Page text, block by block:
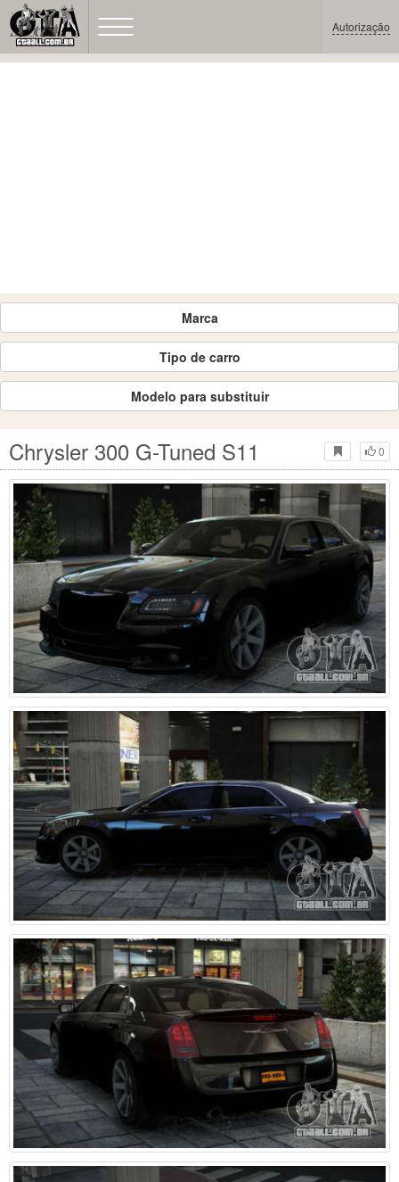
Autorização
Marca
Tipo de carro
Modelo para substituir
0
Chrysler 300 G-Tuned S11